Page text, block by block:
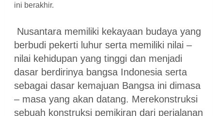
ini berakhir.
Nusantara memiliki kekayaan budaya yang
berbudi pekerti luhur serta memiliki nilai –
nilai kehidupan yang tinggi dan menjadi
dasar berdirinya bangsa Indonesia serta
sebagai dasar kemajuan Bangsa ini dimasa
– masa yang akan datang. Merekonstruksi
sebuah konstruksi pemikiran dari perjalanan